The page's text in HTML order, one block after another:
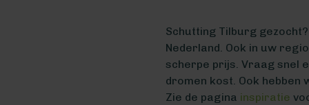
Schutting Tilburg
Nederland. Ook in uw
scherpe prijs. Vraag snel
dromen kost. Ook
Zie de pagina inspiratie